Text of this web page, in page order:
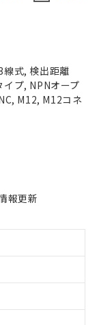
線式, 検出距離
プ, NPNオープ
M12, M12コネ
報更新